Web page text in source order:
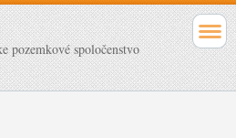
pozemkové spoločenstvo